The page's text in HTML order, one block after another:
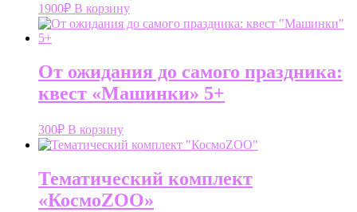
1900₽ В корзину
От ожидания до самого праздника:
квест «Машинки» 5+
300₽ В корзину
Тематический комплект
«КосмоZOO»